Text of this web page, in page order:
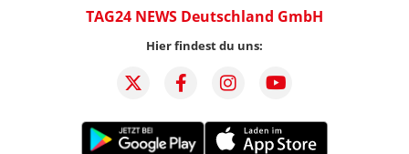
TAG24 NEWS Deutschland GmbH
Hier findest du uns: